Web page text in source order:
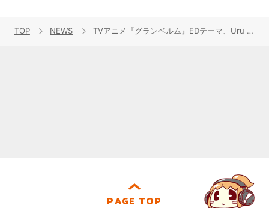
TOP NEWS TVアニメ『グランベルム』EDテーマ、Uru ニューシングル「願い」本日24時より先行配信・プリオーダースタート！特設サイトにてミュージックビデオFULLサイズ公開！
PAGE TOP